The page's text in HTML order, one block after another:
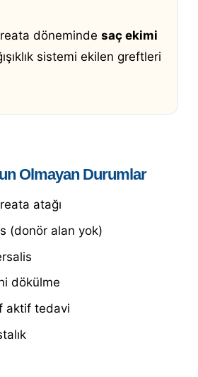
döneminde saç ekimi
sistemi ekilen greftleri
Olmayan Durumlar
atağı
(donör alan yok)
dökülme
aktif tedavi